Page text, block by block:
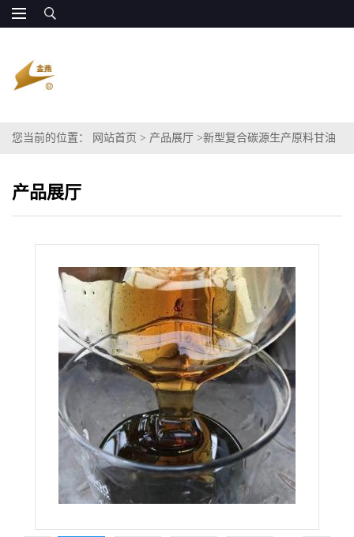
您当前的位置： 网站首页 > 产品展厅 >新型复合碳源生产原料甘油
产品展厅